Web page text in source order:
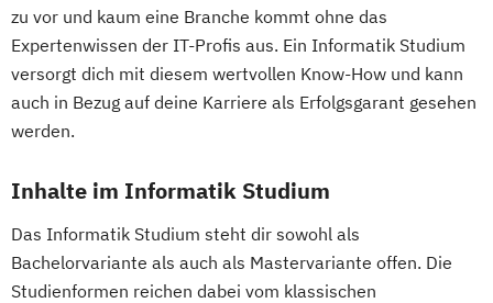
zu vor und kaum eine Branche kommt ohne das
Expertenwissen der IT-Profis aus. Ein Informatik Studium
versorgt dich mit diesem wertvollen Know-How und kann
auch in Bezug auf deine Karriere als Erfolgsgarant gesehen
werden.
Inhalte im Informatik Studium
Das Informatik Studium steht dir sowohl als
Bachelorvariante als auch als Mastervariante offen. Die
Studienformen reichen dabei vom klassischen